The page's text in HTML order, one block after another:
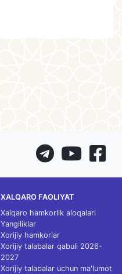
XALQARO FAOLIYAT
Xalqaro hamkorlik aloqalari
Yangiliklar
Xorijiy hamkorlar
Xorijiy talabalar qabuli 2026-
2027
Xorijiy talabalar uchun ma'lumot